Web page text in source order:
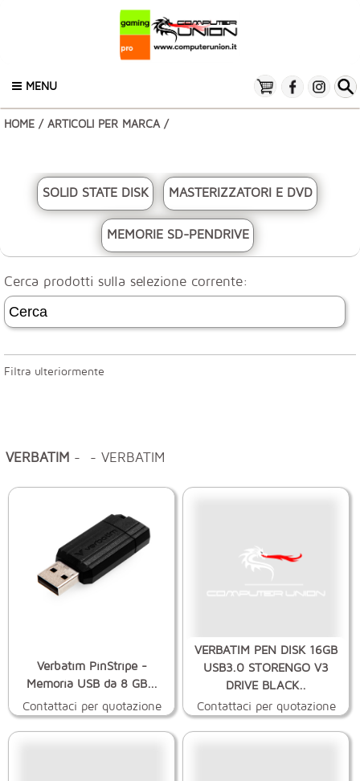
MENU
HOME / ARTICOLI PER MARCA /
SOLID STATE DISK MASTERIZZATORI E DVD
MEMORIE SD-PENDRIVE
Cerca prodotti sulla selezione corrente:
Filtra ulteriormente
VERBATIM - - VERBATIM
Verbatim PinStripe -
Memoria USB da 8 GB...
Contattaci per quotazione
VERBATIM PEN DISK 16GB
USB3.0 STORENGO V3
DRIVE BLACK..
Contattaci per quotazione